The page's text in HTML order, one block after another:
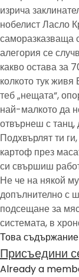
изрича
нобелист Ласло
саморазказваща
алегория се
какво остава за
колкото тук
теб „нещата“,
най-малкото да
отвърнеш с
Подхвърлят ти
картоф през
си свършиш
Не че на някой
допълнително с
подсещане за
системата, в
Това
Присъедини
Already a